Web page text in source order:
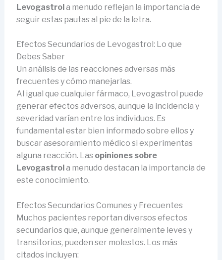
Levogastrola menudo reflejan la importancia de
seguir estas pautas al pie de la letra.
Efectos Secundarios de Levogastrol: Lo que
Debes Saber
Un análisis de las reacciones adversas más
frecuentes y cómo manejarlas.
Al igual que cualquier fármaco, Levogastrol puede
generar efectos adversos, aunque la incidencia y
severidad varían entre los individuos. Es
fundamental estar bien informado sobre ellos y
buscar asesoramiento médico si experimentas
alguna reacción. Las opiniones sobre
Levogastrola menudo destacan la importancia de
este conocimiento.
Efectos Secundarios Comunes y Frecuentes
Muchos pacientes reportan diversos efectos
secundarios que, aunque generalmente leves y
transitorios, pueden ser molestos. Los más
citados incluyen: